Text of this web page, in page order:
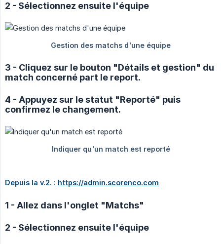
2 - Sélectionnez ensuite l'équipe
3 - Cliquez sur le bouton "Détails et gestion" du
match concerné part le report.
4 - Appuyez sur le statut "Reporté" puis
confirmez le changement.
Depuis la v.2. : https://admin.scorenco.com
1 - Allez dans l'onglet "Matchs"
2 - Sélectionnez ensuite l'équipe